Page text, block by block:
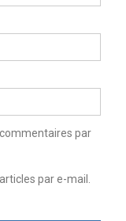
par
par e-mail.